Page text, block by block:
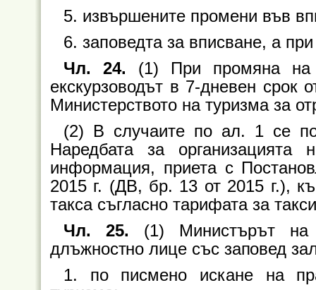
5. извършените промени във
6. заповедта за вписване, а
Чл. 24. (1) При промяна на
екскурзоводът в 7-дневен срок
Министерството на туризма за
(2) В случаите по ал. 1 се
Наредбата за организацията
информация, приета с
2015 г. (ДВ, бр. 13 от 2015 г.),
такса съгласно тарифата за
Чл. 25. (1) Министърът на
длъжностно лице със заповед
1. по писмено искане на